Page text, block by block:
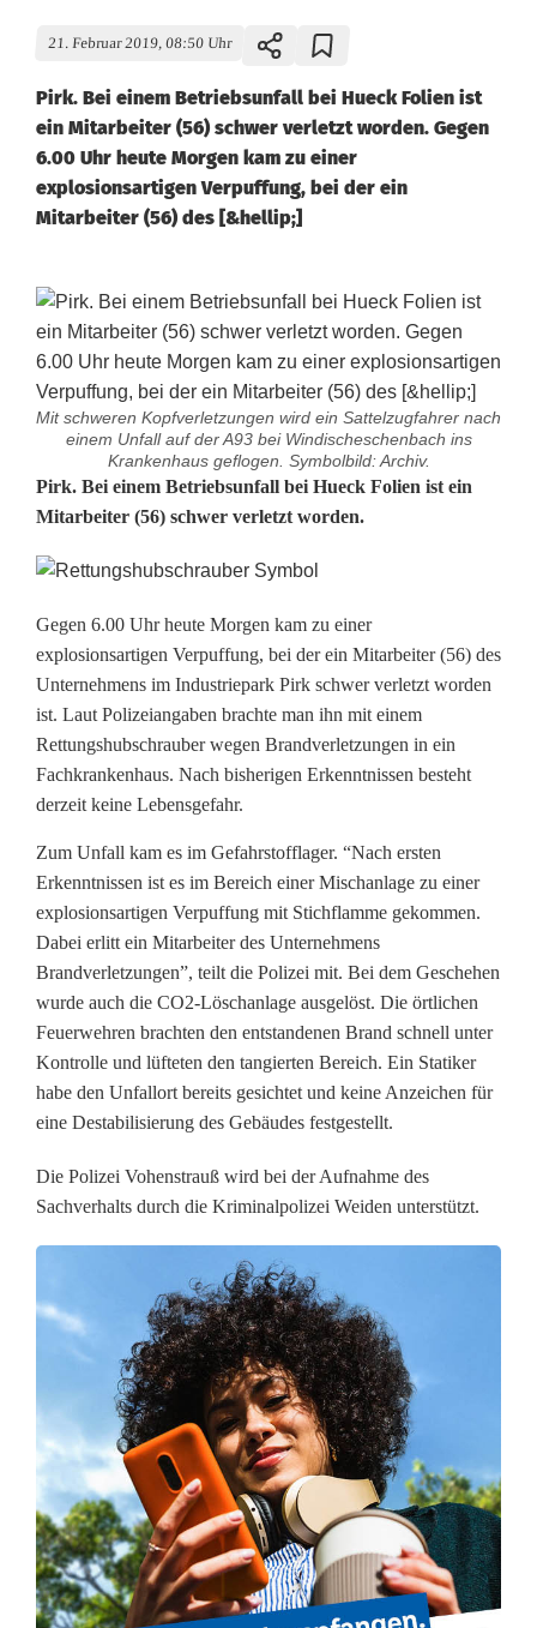
21. Februar 2019, 08:50 Uhr
Pirk. Bei einem Betriebsunfall bei Hueck Folien ist
ein Mitarbeiter (56) schwer verletzt worden. Gegen
6.00 Uhr heute Morgen kam zu einer
explosionsartigen Verpuffung, bei der ein
Mitarbeiter (56) des [&hellip;]
Mit schweren Kopfverletzungen wird ein Sattelzugfahrer nach
einem Unfall auf der A93 bei Windischeschenbach ins
Krankenhaus geflogen. Symbolbild: Archiv.
U
f
a
l
l
i
m
G
e
f
a
h
r
s
t
o
f
a
g
e
r
:
Pirk. Bei einem Betriebsunfall bei Hueck Folien ist ein
Mitarbeiter (56) schwer verletzt worden.
Gegen 6.00 Uhr heute Morgen kam zu einer
explosionsartigen Verpuffung, bei der ein Mitarbeiter (56) des
Unternehmens im Industriepark Pirk schwer verletzt worden
ist. Laut Polizeiangaben brachte man ihn mit einem
Rettungshubschrauber wegen Brandverletzungen in ein
Fachkrankenhaus. Nach bisherigen Erkenntnissen besteht
derzeit keine Lebensgefahr.
Zum Unfall kam es im Gefahrstofflager. “Nach ersten
Erkenntnissen ist es im Bereich einer Mischanlage zu einer
explosionsartigen Verpuffung mit Stichflamme gekommen.
Dabei erlitt ein Mitarbeiter des Unternehmens
Brandverletzungen”, teilt die Polizei mit. Bei dem Geschehen
wurde auch die CO2-Löschanlage ausgelöst. Die örtlichen
Feuerwehren brachten den entstandenen Brand schnell unter
Kontrolle und lüfteten den tangierten Bereich. Ein Statiker
habe den Unfallort bereits gesichtet und keine Anzeichen für
eine Destabilisierung des Gebäudes festgestellt.
Die Polizei Vohenstrauß wird bei der Aufnahme des
Sachverhalts durch die Kriminalpolizei Weiden unterstützt.